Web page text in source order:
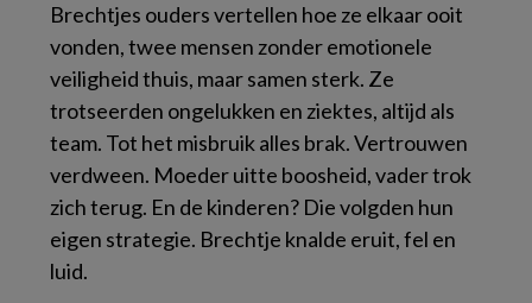
Brechtjes ouders vertellen hoe ze elkaar ooit
vonden, twee mensen zonder emotionele
veiligheid thuis, maar samen sterk. Ze
trotseerden ongelukken en ziektes, altijd als
team. Tot het misbruik alles brak. Vertrouwen
verdween. Moeder uitte boosheid, vader trok
zich terug. En de kinderen? Die volgden hun
eigen strategie. Brechtje knalde eruit, fel en
luid.